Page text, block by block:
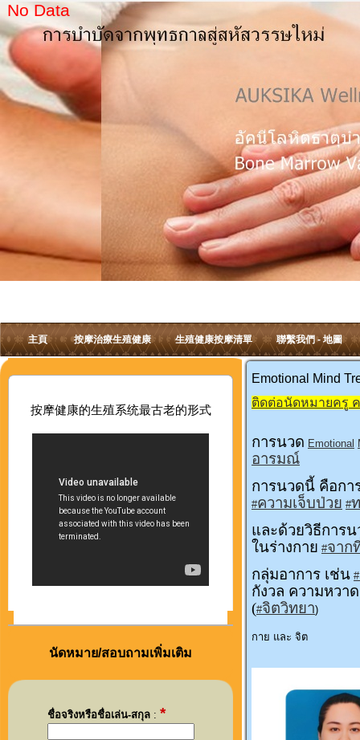
No Data
主頁 按摩治療生殖健康 生殖健康按摩清單 聯繫我們 - 地圖
按摩健康的生殖系统最古老的形式
นัดหมาย/สอบถามเพิ่มเติม
ชื่อจริงหรือชื่อเล่น-สกุล: *
Emotional Mind
ติดต่อนัดหมายครู
การนวด Emotional
อารมณ์
การนวดนี้ คือกา
#ความเจ็บป่วย #
และด้วยวิธีการ
ในร่างกาย #จาก
กลุ่มอาการ เช่น #
กังวล ความหวา
(#จิตวิทยา)
กาย และ จิต